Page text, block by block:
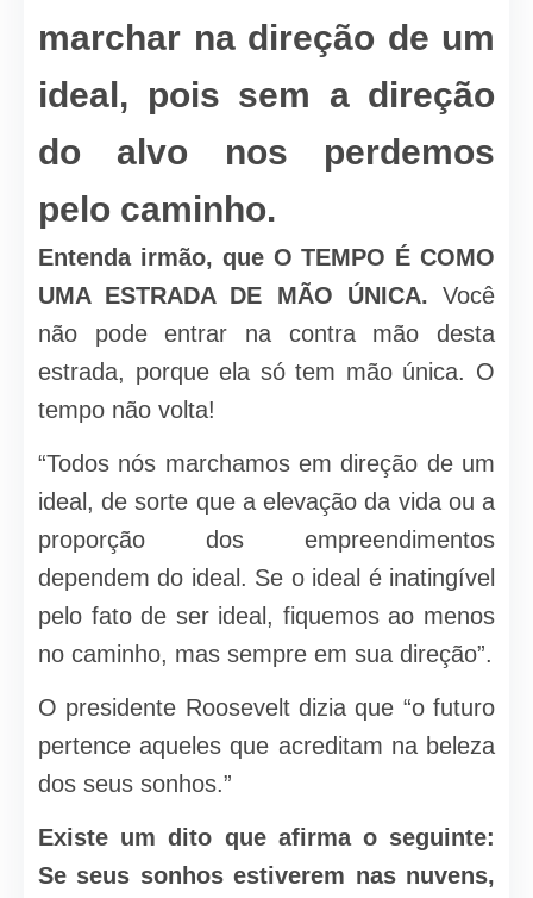
marchar na direção de um
ideal, pois sem a direção
do alvo nos perdemos
pelo caminho.
Entenda irmão, que O TEMPO É COMO
UMA ESTRADA DE MÃO ÚNICA. Você
não pode entrar na contra mão desta
estrada, porque ela só tem mão única. O
tempo não volta!
“Todos nós marchamos em direção de um
ideal, de sorte que a elevação da vida ou a
proporção dos empreendimentos
dependem do ideal. Se o ideal é inatingível
pelo fato de ser ideal, fiquemos ao menos
no caminho, mas sempre em sua direção”.
O presidente Roosevelt dizia que “o futuro
pertence aqueles que acreditam na beleza
dos seus sonhos.”
Existe um dito que afirma o seguinte:
Se seus sonhos estiverem nas nuvens,